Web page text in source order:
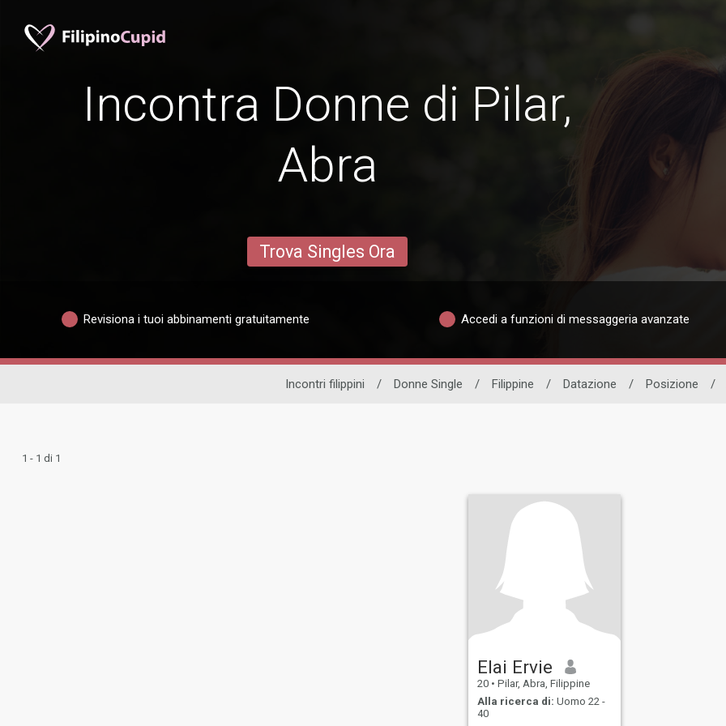
Incontra Donne di Pilar,
Abra
Trova Singles Ora
Revisiona i tuoi abbinamenti gratuitamente Accedi a funzioni di messaggeria avanzate
Incontri filippini / Donne Single / Filippine / Datazione / Posizione /
1 - 1 di 1
Elai Ervie
20 • Pilar, Abra, Filippine
Alla ricerca di: Uomo 22 -
40